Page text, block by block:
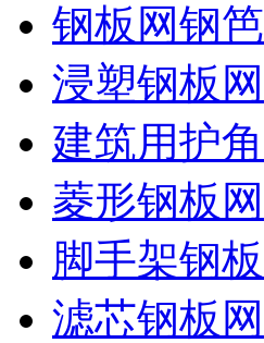
钢板网钢
浸塑钢板网
建筑用护
菱形钢板网
脚手架钢
滤芯钢板网